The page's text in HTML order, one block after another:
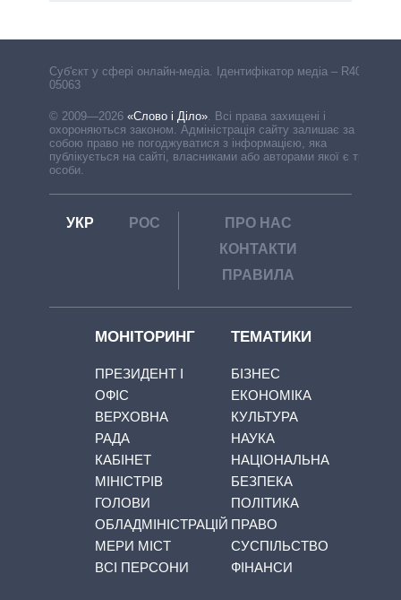
Cуб'єкт у сфері онлайн-медіа. Ідентифікатор медіа – R40-
05063
© 2009—2026 «Слово і Діло» Всі права захищені і
охороняються законом. Адміністрація сайту залишає за
собою право не погоджуватися з інформацією, яка
публікується на сайті, власниками або авторами якої є треті
особи.
УКР РОС
ПРО НАС
КОНТАКТИ
ПРАВИЛА
МОНІТОРИНГ
ПРЕЗИДЕНТ І
ОФІС
ВЕРХОВНА
РАДА
КАБІНЕТ
МІНІСТРІВ
ГОЛОВИ
ОБЛАДМІНІСТРАЦІЙ
МЕРИ МІСТ
ВСІ ПЕРСОНИ
ТЕМАТИКИ
БІЗНЕС
ЕКОНОМІКА
КУЛЬТУРА
НАУКА
НАЦІОНАЛЬНА
БЕЗПЕКА
ПОЛІТИКА
ПРАВО
СУСПІЛЬСТВО
ФІНАНСИ